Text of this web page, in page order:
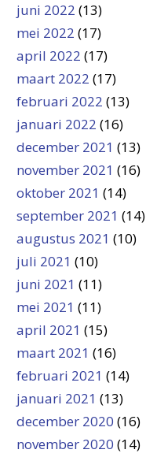
juni 2022 (13)
mei 2022 (17)
april 2022 (17)
maart 2022 (17)
februari 2022 (13)
januari 2022 (16)
december 2021 (13)
november 2021 (16)
oktober 2021 (14)
september 2021 (14)
augustus 2021 (10)
juli 2021 (10)
juni 2021 (11)
mei 2021 (11)
april 2021 (15)
maart 2021 (16)
februari 2021 (14)
januari 2021 (13)
december 2020 (16)
november 2020 (14)